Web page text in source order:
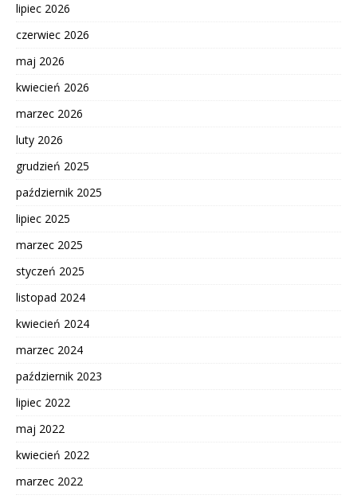
lipiec 2026
czerwiec 2026
maj 2026
kwiecień 2026
marzec 2026
luty 2026
grudzień 2025
październik 2025
lipiec 2025
marzec 2025
styczeń 2025
listopad 2024
kwiecień 2024
marzec 2024
październik 2023
lipiec 2022
maj 2022
kwiecień 2022
marzec 2022